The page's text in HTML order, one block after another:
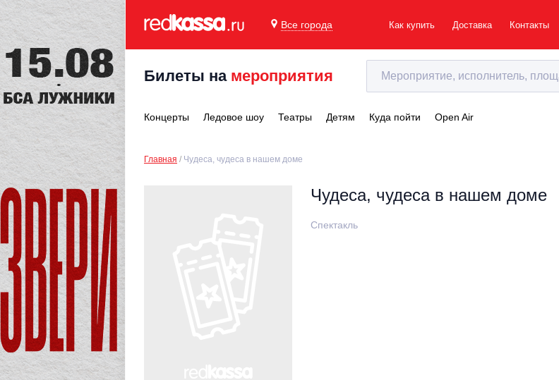
Все города Как купить Доставка Контакты
Билеты на мероприятия
Концерты Ледовое шоу Театры Детям Куда пойти Open Air
Главная Чудеса, чудеса в нашем доме
Чудеса, чудеса в нашем доме
Спектакль